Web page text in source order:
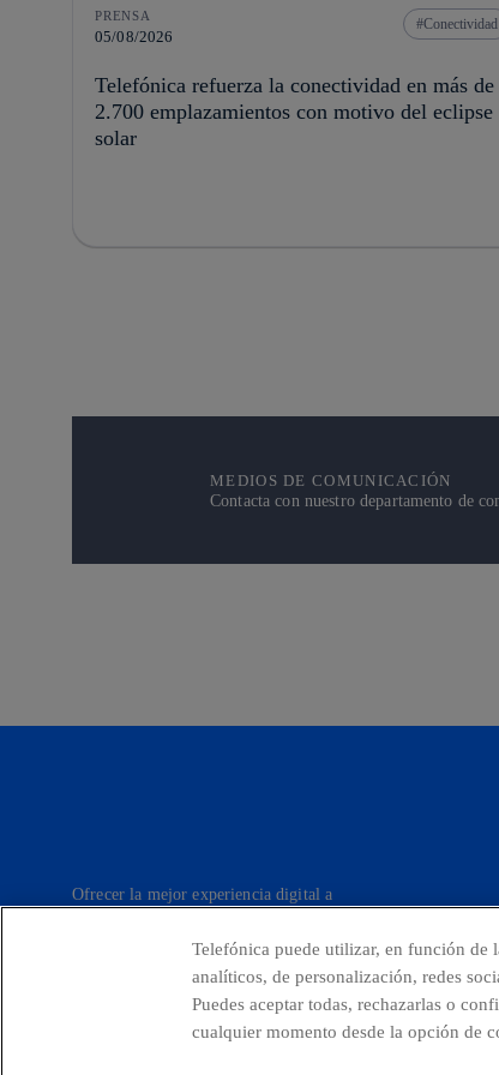
PRENSA
05/08/2026
Conectividad
Telefónica refuerza la conectividad en más de
2.700 emplazamientos con motivo del eclipse
solar
MEDIOS DE COMUNICACIÓN
Contacta con nuestro departamento de
Ofrecer la mejor experiencia digital a
Países y Unidades emergentes
Telefónica puede utilizar, en función de
analíticos, de personalización, redes
Puedes aceptar todas, rechazarlas o
cualquier momento desde la opción de